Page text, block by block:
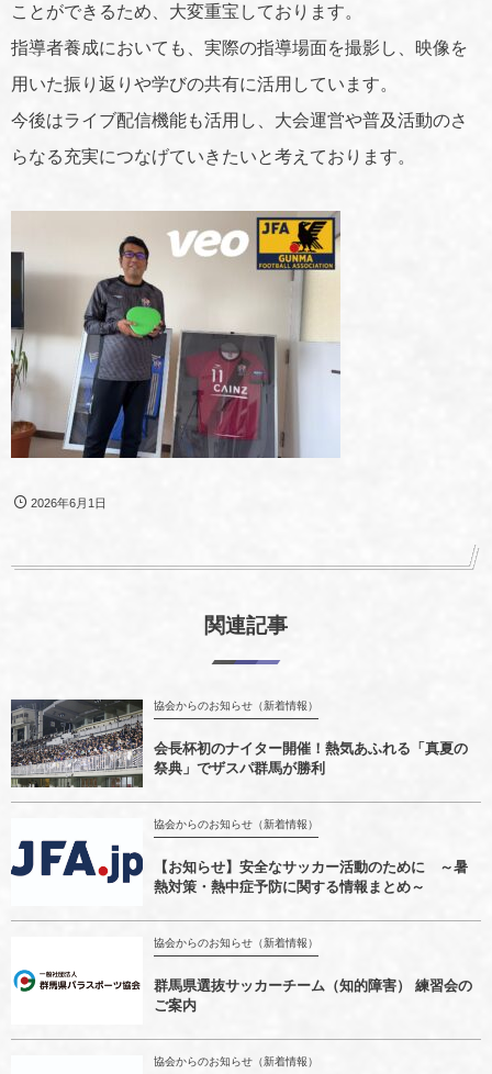
ことができるため、大変重宝しております。
指導者養成においても、実際の指導場面を撮影し、映像を
用いた振り返りや学びの共有に活用しています。
今後はライブ配信機能も活用し、大会運営や普及活動のさ
らなる充実につなげていきたいと考えております。
2026年6月1日
関連記事
協会からのお知らせ（新着情報）
会長杯初のナイター開催！熱気あふれる「真夏の
祭典」でザスパ群馬が勝利
協会からのお知らせ（新着情報）
【お知らせ】安全なサッカー活動のために ～暑
熱対策・熱中症予防に関する情報まとめ～
協会からのお知らせ（新着情報）
群馬県選抜サッカーチーム（知的障害） 練習会の
ご案内
協会からのお知らせ（新着情報）